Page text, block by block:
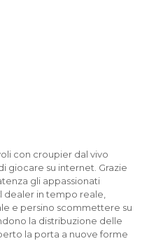
con croupier dal vivo
giocare su internet. Grazie
gli appassionati
in tempo reale,
e persino scommettere su
la distribuzione delle
la porta a nuove forme